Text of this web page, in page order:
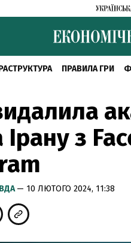
ПРАВИЛА ГРИ
Ірану з
— 10 ЛЮТОГО 2024, 11:38